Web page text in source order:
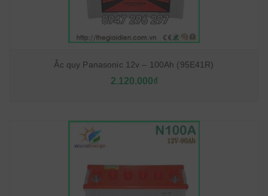
Ắc quy Panasonic 12v – 100Ah (95E41R)
2.120.000₫